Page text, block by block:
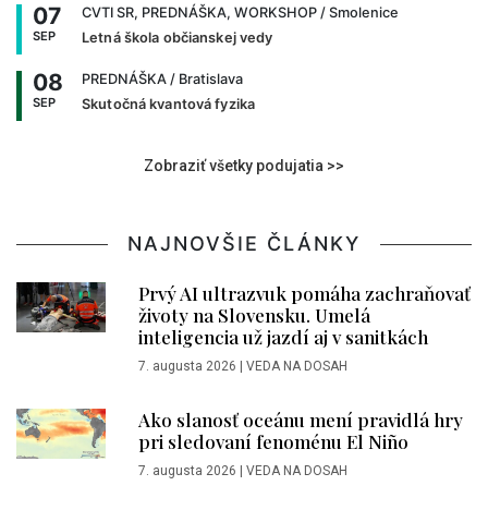
07
SEP
CVTI SR, PREDNÁŠKA, WORKSHOP / Smolenice
Letná škola občianskej vedy
08
SEP
PREDNÁŠKA / Bratislava
Skutočná kvantová fyzika
Zobraziť všetky podujatia >>
NAJNOVŠIE ČLÁNKY
Prvý AI ultrazvuk pomáha zachraňovať
životy na Slovensku. Umelá
inteligencia už jazdí aj v sanitkách
7. augusta 2026 | VEDA NA DOSAH
Ako slanosť oceánu mení pravidlá hry
pri sledovaní fenoménu El Niño
7. augusta 2026 | VEDA NA DOSAH